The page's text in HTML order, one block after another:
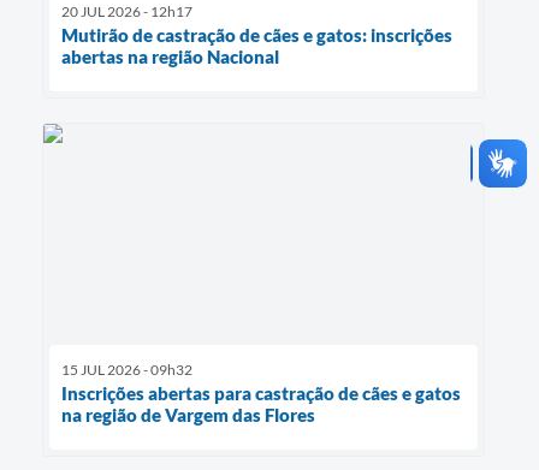
20 JUL 2026 - 12h17
Mutirão de castração de cães e gatos: inscrições
abertas na região Nacional
15 JUL 2026 - 09h32
Inscrições abertas para castração de cães e gatos
na região de Vargem das Flores